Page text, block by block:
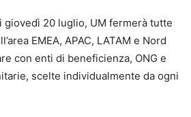
giovedì 20 luglio, UM fermerà tutte
EMEA, APAC, LATAM e Nord
con enti di beneficienza, ONG e
scelte individualmente da ogni